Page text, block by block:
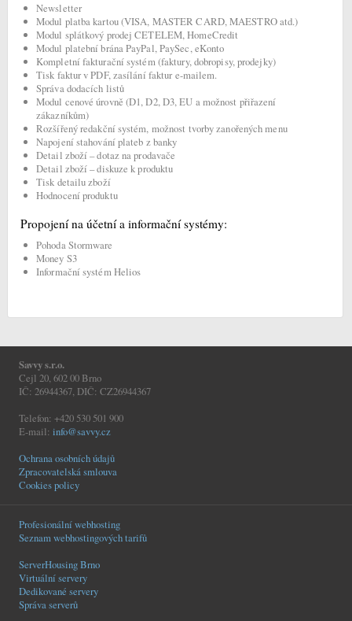
Newsletter
Modul platba kartou (VISA, MASTER CARD, MAESTRO atd.)
Modul splátkový prodej CETELEM, HomeCredit
Modul platební brána PayPal, PaySec, eKonto
Kompletní fakturační systém (faktury, dobropisy, prodejky)
Tisk faktur v PDF, zasílání faktur e-mailem.
Správa dodacích listů
Modul cenové úrovně (D1, D2, D3, EU a možnost přiřazení
zákazníkům)
Rozšířený redakční systém, možnost tvorby zanořených menu
Napojení stahování plateb z banky
Detail zboží – dotaz na prodavače
Detail zboží – diskuze k produktu
Tisk detailu zboží
Hodnocení produktu
Propojení na účetní a informační systémy:
Pohoda Stormware
Money S3
Informační systém Helios
Savvy s.r.o.
Cejl 20, 602 00 Brno
IČ: 26944367, DIČ: CZ26944367
Telefon: +420 530 501 900
E-mail: info@savvy.cz
Ochrana osobních údajů
Zpracovatelská smlouva
Cookies policy
Profesionální webhosting
Seznam webhostingových tarifů
ServerHousing Brno
Virtuální servery
Dedikované servery
Správa serverů